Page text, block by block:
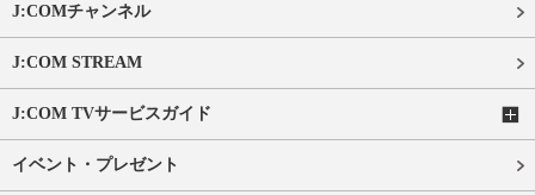
J:COMチャンネル
J:COM STREAM
J:COM TVサービスガイド
イベント・プレゼント